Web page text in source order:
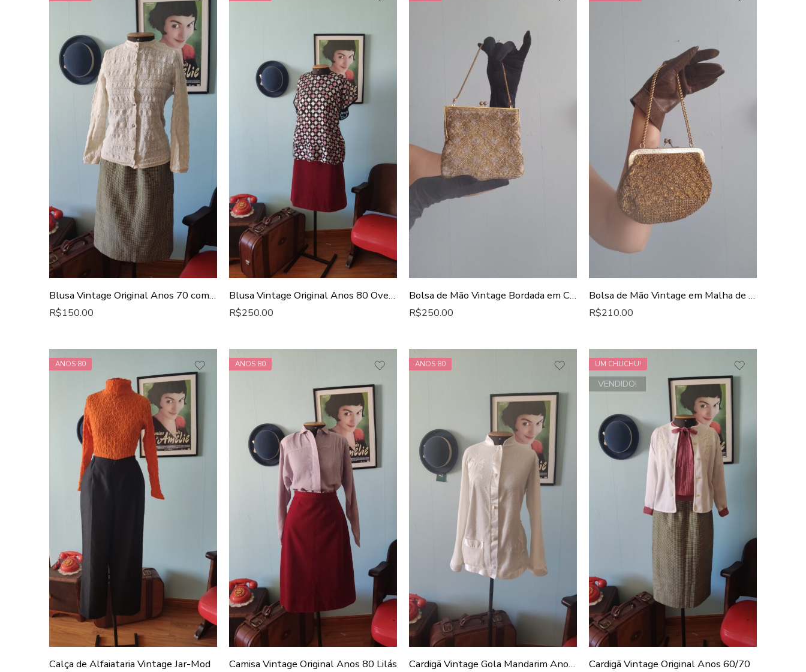
Blusa Vintage Original Anos 70 com Botões Prata
R$150.00
Blusa Vintage Original Anos 80 Oversized
R$250.00
Bolsa de Mão Vintage Bordada em Canutilhos Dourados – Anos 1950/60
R$250.00
Bolsa de Mão Vintage em Malha de Fio Metálico Dourado
R$210.00
ANOS 80
Calça de Alfaiataria Vintage Jar-Mod
ANOS 80
Camisa Vintage Original Anos 80 Lilás
ANOS 80
Cardigã Vintage Gola Mandarim Anos 80
UM CHUCHU!
VENDIDO!
Cardigã Vintage Original Anos 60/70